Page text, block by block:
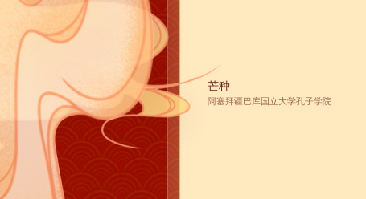
芒种
阿塞拜疆巴库国立大学孔子学院